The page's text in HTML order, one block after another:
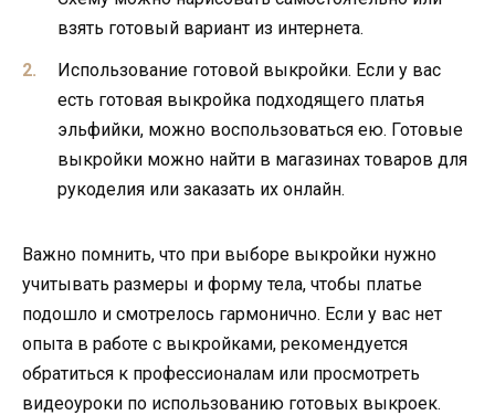
взять готовый вариант из интернета.
Использование готовой выкройки. Если у вас
есть готовая выкройка подходящего платья
эльфийки, можно воспользоваться ею. Готовые
выкройки можно найти в магазинах товаров для
рукоделия или заказать их онлайн.
Важно помнить, что при выборе выкройки нужно
учитывать размеры и форму тела, чтобы платье
подошло и смотрелось гармонично. Если у вас нет
опыта в работе с выкройками, рекомендуется
обратиться к профессионалам или просмотреть
видеоуроки по использованию готовых выкроек.